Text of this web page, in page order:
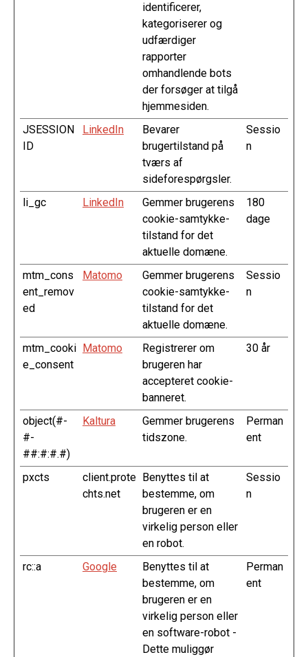
identificerer,
kategoriserer og
udfærdiger
rapporter
omhandlende bots
der forsøger at tilgå
hjemmesiden.
JSESSION
ID
LinkedIn
Bevarer
brugertilstand på
tværs af
sideforespørgsler.
Sessio
n
li_gc LinkedIn
Gemmer brugerens
cookie-samtykke-
tilstand for det
aktuelle domæne.
180
dage
mtm_cons
ent_remov
ed
Matomo
Gemmer brugerens
cookie-samtykke-
tilstand for det
aktuelle domæne.
Sessio
n
mtm_cooki
e_consent
Matomo
Registrerer om
brugeren har
accepteret cookie-
banneret.
30 år
object(#-
#-
##:#:#.#)
Kaltura
Gemmer brugerens
tidszone.
Perman
ent
pxcts
client.prote
chts.net
Benyttes til at
bestemme, om
brugeren er en
virkelig person eller
en robot.
Sessio
n
rc::a Google
Benyttes til at
bestemme, om
brugeren er en
virkelig person eller
en software-robot -
Dette muliggør
Perman
ent